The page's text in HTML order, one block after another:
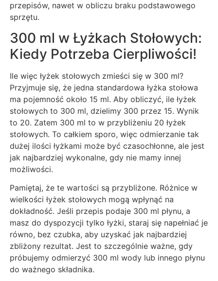
przepisów, nawet w obliczu braku podstawowego
sprzętu.
300 ml w Łyżkach Stołowych:
Kiedy Potrzeba Cierpliwości!
Ile więc łyżek stołowych zmieści się w 300 ml?
Przyjmuje się, że jedna standardowa łyżka stołowa
ma pojemność około 15 ml. Aby obliczyć, ile łyżek
stołowych to 300 ml, dzielimy 300 przez 15. Wynik
to 20. Zatem 300 ml to w przybliżeniu 20 łyżek
stołowych. To całkiem sporo, więc odmierzanie tak
dużej ilości łyżkami może być czasochłonne, ale jest
jak najbardziej wykonalne, gdy nie mamy innej
możliwości.
Pamiętaj, że te wartości są przybliżone. Różnice w
wielkości łyżek stołowych mogą wpłynąć na
dokładność. Jeśli przepis podaje 300 ml płynu, a
masz do dyspozycji tylko łyżki, staraj się napełniać je
równo, bez czubka, aby uzyskać jak najbardziej
zbliżony rezultat. Jest to szczególnie ważne, gdy
próbujemy odmierzyć 300 ml wody lub innego płynu
do ważnego składnika.